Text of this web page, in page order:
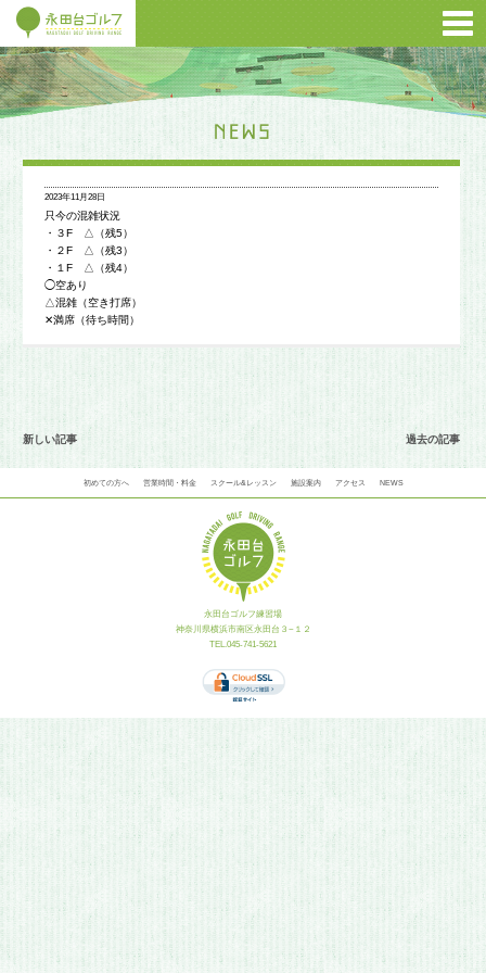
2023年11月28日
只今の混雑状況
・３F △（残5）
・２F △（残3）
・１F △（残4）
◯空あり
△混雑（空き打席）
✕満席（待ち時間）
新しい記事 過去の記事
初めての方へ 営業時間・料金 スクール&レッスン 施設案内 アクセス NEWS
永田台ゴルフ練習場
神奈川県横浜市南区永田台３−１２
TEL.045-741-5621